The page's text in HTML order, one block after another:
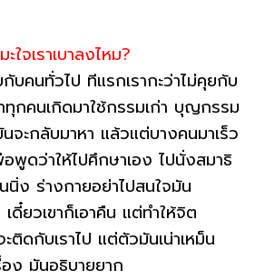
ใจเราเบาลงไหม?
บคนทั่วไป ทีแรกเรากะว่าไม่คุยกับ
กคนเกิดมาใช้กรรมเก่า บุญกรรม
จะกลับมาหา แล้วแต่บางคนมาเร็ว
พูดว่าให้ไปศึกษาเอง ไปนั่งสมาธิ
นิ่ง ร่างกายอย่าไปสนใจมัน
ดี๋ยวเขาก็เอาคืน แต่ทำให้จิต
ติดกับเราไป แต่ตัวมันเน่าเหม็น
อง มันอธิบายยาก